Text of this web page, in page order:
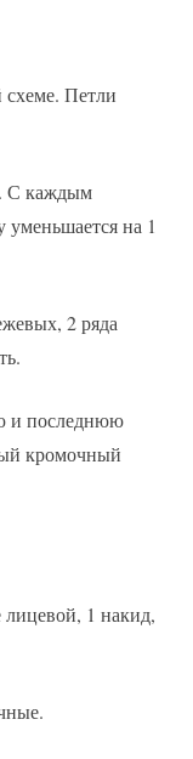
схеме. Петли
С каждым
на 1
2 ряда
и последнюю
кромочный
лицевой, 1 накид,